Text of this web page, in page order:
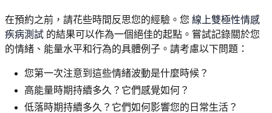
在預約之前，請花些時間反思您的經驗。您 線上雙極性情感
疾病測試 的結果可以作為一個絕佳的起點。嘗試記錄關於您
的情緒、能量水平和行為的具體例子。請考慮以下問題：
您第一次注意到這些情緒波動是什麼時候？
高能量時期持續多久？它們感覺如何？
低落時期持續多久？它們如何影響您的日常生活？